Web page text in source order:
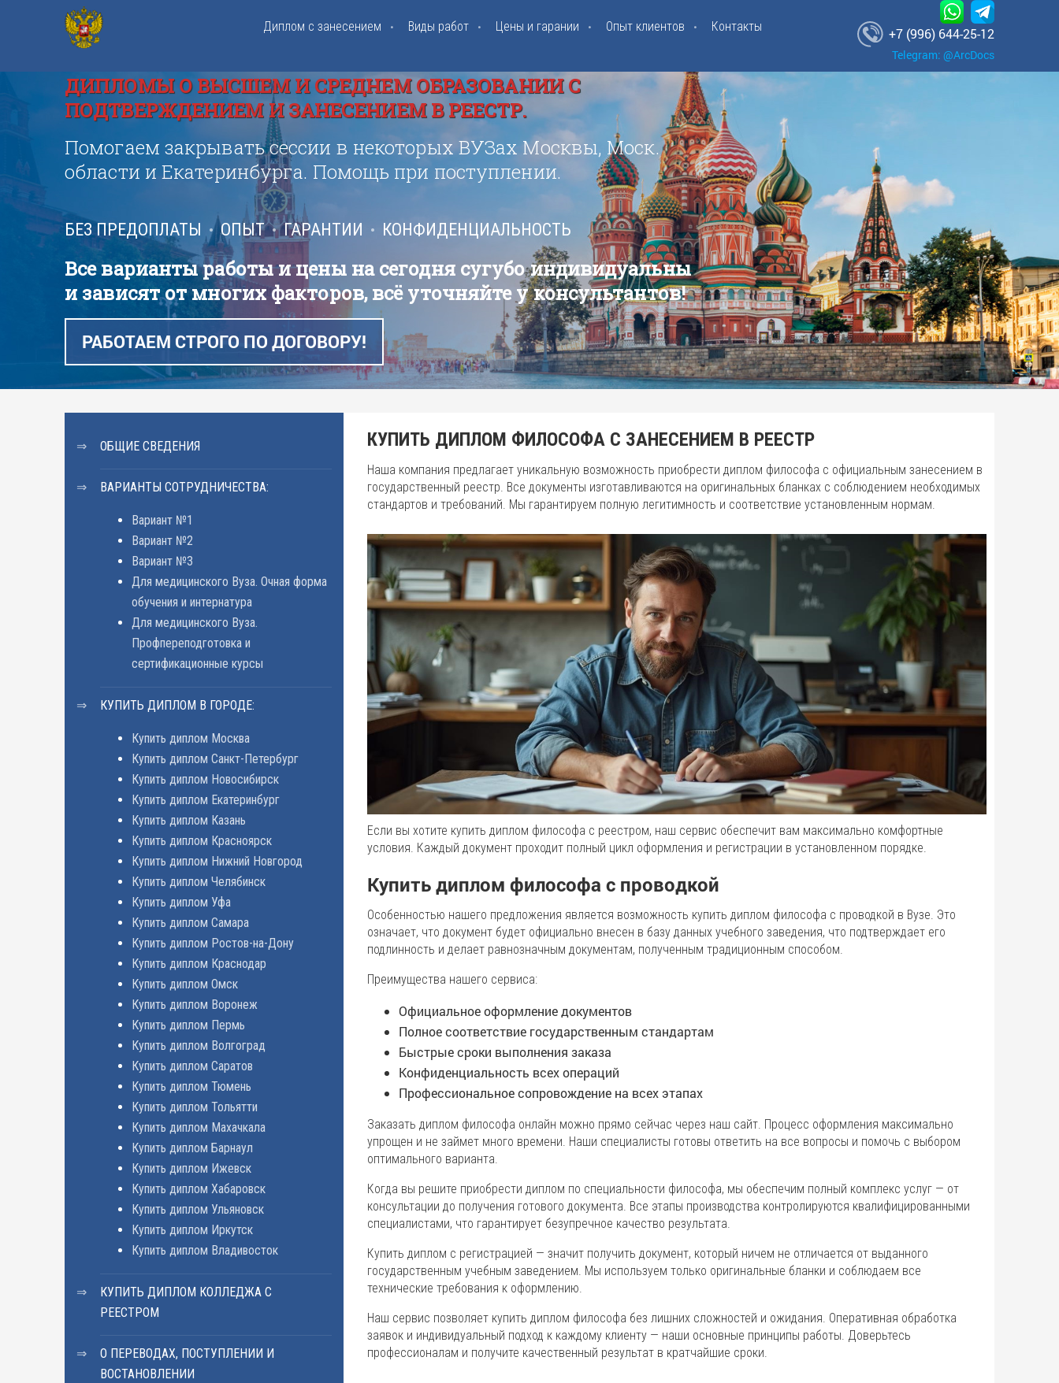
Диплом с занесением Виды работ Цены и гарании Опыт клиентов Контакты +7 (996) 644-25-12
Telegram: @ArcDocs
ДИПЛОМЫ О ВЫСШЕМ И СРЕДНЕМ ОБРАЗОВАНИИ С
ПОДТВЕРЖДЕНИЕМ И ЗАНЕСЕНИЕМ В РЕЕСТР.
Помогаем закрывать сессии в некоторых ВУЗах Москвы, Моск.
области и Екатеринбурга. Помощь при поступлении.
БЕЗ ПРЕДОПЛАТЫ ОПЫТ ГАРАНТИИ КОНФИДЕНЦИАЛЬНОСТЬ
Все варианты работы и цены на сегодня сугубо индивидуальны
и зависят от многих факторов, всё уточняйте у консультантов!
РАБОТАЕМ СТРОГО ПО ДОГОВОРУ!
ОБЩИЕ СВЕДЕНИЯ
ВАРИАНТЫ СОТРУДНИЧЕСТВА:
Вариант №1
Вариант №2
Вариант №3
Для медицинского Вуза. Очная форма
обучения и интернатура
Для медицинского Вуза.
Профпереподготовка и
сертификационные курсы
КУПИТЬ ДИПЛОМ В ГОРОДЕ:
Купить диплом Москва
Купить диплом Санкт-Петербург
Купить диплом Новосибирск
Купить диплом Екатеринбург
Купить диплом Казань
Купить диплом Красноярск
Купить диплом Нижний Новгород
Купить диплом Челябинск
Купить диплом Уфа
Купить диплом Самара
Купить диплом Ростов-на-Дону
Купить диплом Краснодар
Купить диплом Омск
Купить диплом Воронеж
Купить диплом Пермь
Купить диплом Волгоград
Купить диплом Саратов
Купить диплом Тюмень
Купить диплом Тольятти
Купить диплом Махачкала
Купить диплом Барнаул
Купить диплом Ижевск
Купить диплом Хабаровск
Купить диплом Ульяновск
Купить диплом Иркутск
Купить диплом Владивосток
КУПИТЬ ДИПЛОМ КОЛЛЕДЖА С
РЕЕСТРОМ
О ПЕРЕВОДАХ, ПОСТУПЛЕНИИ И
ВОСТАНОВЛЕНИИ
КУПИТЬ ДИПЛОМ ФИЛОСОФА С ЗАНЕСЕНИЕМ В РЕЕСТР
Наша компания предлагает уникальную возможность приобрести диплом философа с официальным занесением в
государственный реестр. Все документы изготавливаются на оригинальных бланках с соблюдением необходимых
стандартов и требований. Мы гарантируем полную легитимность и соответствие установленным нормам.
Если вы хотите купить диплом философа с реестром, наш сервис обеспечит вам максимально комфортные
условия. Каждый документ проходит полный цикл оформления и регистрации в установленном порядке.
Купить диплом философа с проводкой
Особенностью нашего предложения является возможность купить диплом философа с проводкой в Вузе. Это
означает, что документ будет официально внесен в базу данных учебного заведения, что подтверждает его
подлинность и делает равнозначным документам, полученным традиционным способом.
Преимущества нашего сервиса:
Официальное оформление документов
Полное соответствие государственным стандартам
Быстрые сроки выполнения заказа
Конфиденциальность всех операций
Профессиональное сопровождение на всех этапах
Заказать диплом философа онлайн можно прямо сейчас через наш сайт. Процесс оформления максимально
упрощен и не займет много времени. Наши специалисты готовы ответить на все вопросы и помочь с выбором
оптимального варианта.
Когда вы решите приобрести диплом по специальности философа, мы обеспечим полный комплекс услуг — от
консультации до получения готового документа. Все этапы производства контролируются квалифицированными
специалистами, что гарантирует безупречное качество результата.
Купить диплом с регистрацией — значит получить документ, который ничем не отличается от выданного
государственным учебным заведением. Мы используем только оригинальные бланки и соблюдаем все
технические требования к оформлению.
Наш сервис позволяет купить диплом философа без лишних сложностей и ожидания. Оперативная обработка
заявок и индивидуальный подход к каждому клиенту — наши основные принципы работы. Доверьтесь
профессионалам и получите качественный результат в кратчайшие сроки.